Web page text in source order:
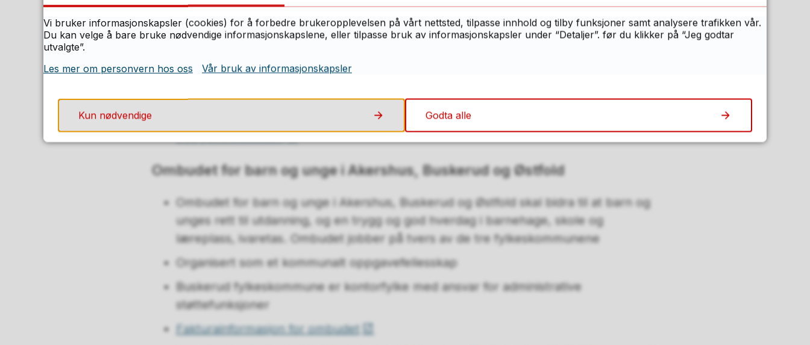
Buskerud og Østfold
Organisert som et kommunalt oppgavefellesskap
støttefunksjoner
Les mer om Fylkesbiblioteket i Akershus, Buskerud og Østfold kommunalt
oppgavefellesskap
Ombudet for barn og unge i Akershus, Buskerud og Østfold
Ombudet for barn og unge i Akershus, Buskerud og Østfold skal bidra til at barn og
unges rett til utdanning, og en trygg og god hverdag i barnehage, skole og
læreplass, ivaretas. Ombudet jobber på tvers av de tre fylkeskommunene
Organisert som et kommunalt oppgavefellesskap
Buskerud fylkeskommune er kontorfylke med ansvar for administrative
støttefunksjoner
Fakturainformasjon for ombudet
Vi bruker informasjonskapsler (cookies) for å forbedre brukeropplevelsen på vårt nettsted, tilpasse innhold og tilby funksjoner samt analysere trafikken vår.
Du kan velge å bare bruke nødvendige informasjonskapslene, eller tilpasse bruk av informasjonskapsler under “Detaljer”. før du klikker på “Jeg godtar
utvalgte”.
Les mer om personvern hos oss
Vår bruk av informasjonskapsler
Kun nødvendige Godta alle